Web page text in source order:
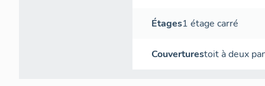
Étages1 étage carré
Couverturestoit à deux